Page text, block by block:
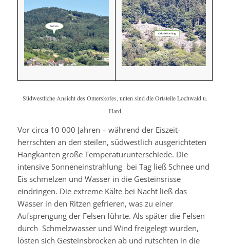
Südwestliche Ansicht des Omerskofes, unten sind die Ortsteile Lochwald u.
Hard
Vor circa 10 000 Jahren – während der Eiszeit-
herrschten an den steilen, südwestlich ausgerichteten
Hangkanten große Temperaturunterschiede. Die
intensive Sonneneinstrahlung bei Tag ließ Schnee und
Eis schmelzen und Wasser in die Gesteinsrisse
eindringen. Die extreme Kälte bei Nacht ließ das
Wasser in den Ritzen gefrieren, was zu einer
Aufsprengung der Felsen führte. Als später die Felsen
durch Schmelzwasser und Wind freigelegt wurden,
lösten sich Gesteinsbrocken ab und rutschten in die